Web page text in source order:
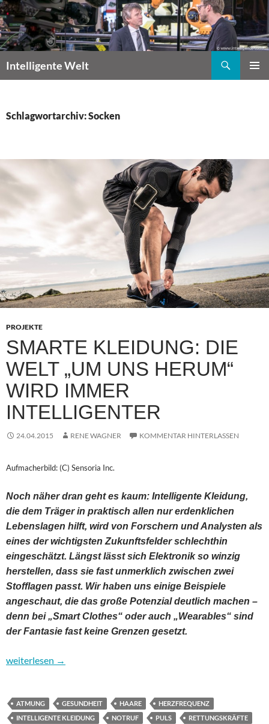
Zum
Inhalt
springen
Intelligente Welt
Schlagwortarchiv: Socken
PROJEKTE
SMARTE KLEIDUNG: DIE
WELT „UM UNS HERUM“
WIRD IMMER
INTELLIGENTER
24.04.2015 RENE WAGNER KOMMENTAR HINTERLASSEN
Aufmacherbild: (C) Sensoria Inc.
Noch näher dran geht es kaum: Intelligente Kleidung,
die dem Träger in praktisch allen nur erdenklichen
Lebenslagen hilft, wird von Forschern und Analysten als
eines der wichtigsten Zukunftsfelder schlechthin
eingeschätzt. Längst lässt sich Elektronik so winzig
herstellen, dass sie fast unmerklich zwischen zwei
Stofflagen passt. Wir haben uns einige Beispiele
angeschaut, die das große Potenzial deutlich machen –
denn bei „Smart Clothes“ oder auch „Wearables“ sind
der Fantasie fast keine Grenzen gesetzt.
Smarte Kleidung: Die Welt „um uns herum“ wird immer
weiterlesen →
ATMUNG GESUNDHEIT HAARE
HERZFREQUENZ
INTELLIGENTE KLEIDUNG
NOTRUF PULS
RETTUNGSKRÄFTE